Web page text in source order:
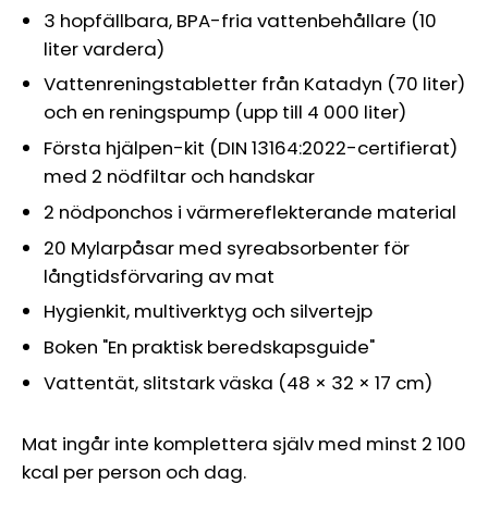
3 hopfällbara, BPA-fria vattenbehållare (10
liter vardera)
Vattenreningstabletter från Katadyn (70 liter)
och en reningspump (upp till 4 000 liter)
Första hjälpen-kit (DIN 13164:2022-certifierat)
med 2 nödfiltar och handskar
2 nödponchos i värmereflekterande material
20 Mylarpåsar med syreabsorbenter för
långtidsförvaring av mat
Hygienkit, multiverktyg och silvertejp
Boken "En praktisk beredskapsguide"
Vattentät, slitstark väska (48 × 32 × 17 cm)
Mat ingår inte komplettera själv med minst 2 100
kcal per person och dag.